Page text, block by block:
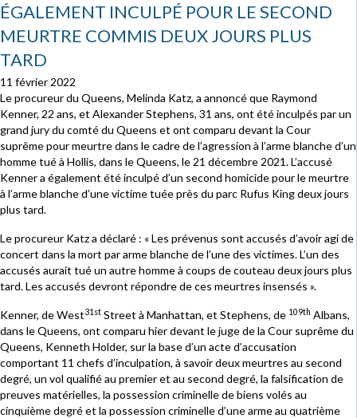
ÉGALEMENT INCULPÉ POUR LE SECOND
MEURTRE COMMIS DEUX JOURS PLUS
TARD
11 février 2022
Le procureur du Queens, Melinda Katz, a annoncé que Raymond
Kenner, 22 ans, et Alexander Stephens, 31 ans, ont été inculpés par un
grand jury du comté du Queens et ont comparu devant la Cour
suprême pour meurtre dans le cadre de l’agression à l’arme blanche d’un
homme tué à Hollis, dans le Queens, le 21 décembre 2021. L’accusé
Kenner a également été inculpé d’un second homicide pour le meurtre
à l’arme blanche d’une victime tuée près du parc Rufus King deux jours
plus tard.
Le procureur Katz a déclaré : « Les prévenus sont accusés d’avoir agi de
concert dans la mort par arme blanche de l’une des victimes. L’un des
accusés aurait tué un autre homme à coups de couteau deux jours plus
tard. Les accusés devront répondre de ces meurtres insensés ».
Kenner, de West31st Street à Manhattan, et Stephens, de 109th Albans,
dans le Queens, ont comparu hier devant le juge de la Cour suprême du
Queens, Kenneth Holder, sur la base d’un acte d’accusation
comportant 11 chefs d’inculpation, à savoir deux meurtres au second
degré, un vol qualifié au premier et au second degré, la falsification de
preuves matérielles, la possession criminelle de biens volés au
cinquième degré et la possession criminelle d’une arme au quatrième